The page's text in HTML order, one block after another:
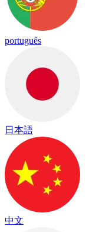
português
日本語
中文